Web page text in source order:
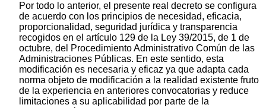
Por todo lo anterior, el presente real decreto se configura
de acuerdo con los principios de necesidad, eficacia,
proporcionalidad, seguridad jurídica y transparencia
recogidos en el artículo 129 de la Ley 39/2015, de 1 de
octubre, del Procedimiento Administrativo Común de las
Administraciones Públicas. En este sentido, esta
modificación es necesaria y eficaz ya que adapta cada
norma objeto de modificación a la realidad existente fruto
de la experiencia en anteriores convocatorias y reduce
limitaciones a su aplicabilidad por parte de la